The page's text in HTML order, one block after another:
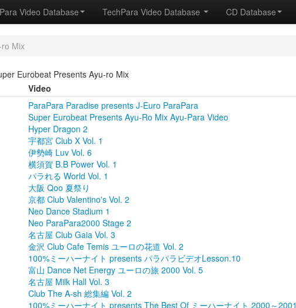
Video Database TechPara Video Database CD Database
Mix
Eurobeat Presents Ayu-ro Mix
Video
ParaPara Paradise presents J-Euro ParaPara
Super Eurobeat Presents Ayu-Ro Mix Ayu-Para Video
Hyper Dragon 2
宇都宮 Club X Vol. 1
伊勢崎 Luv Vol. 6
横須賀 B.B Power Vol. 1
パラれる World Vol. 1
大阪 Qoo 夏祭り
京都 Club Valentino's Vol. 2
Neo Dance Stadium 1
Neo ParaPara2000 Stage 2
名古屋 Club Gaia Vol. 3
金沢 Club Cafe Temis ユーロの花道 Vol. 2
100%ミーハーナイト presents パラパラビデオLesson.10
富山 Dance Net Energy ユーロの旅 2000 Vol. 5
名古屋 Milk Hall Vol. 3
Club The A-sh 総集編 Vol. 2
100%ミーハーナイト presents The Best Of ミーハーナイト 2000～2001